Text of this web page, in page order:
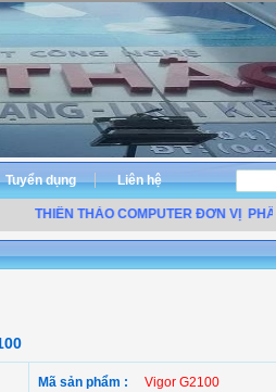
Tuyển dụng Liên hệ
THIÊN THẢO COMPUTER ĐƠN VỊ PHÂN
Mã sản phẩm : Vigor G2100